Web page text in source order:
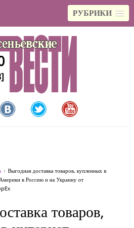
РУБРИКИ
Выгодная доставка товаров, купленных в
в Россию и на Украину от
товаров,